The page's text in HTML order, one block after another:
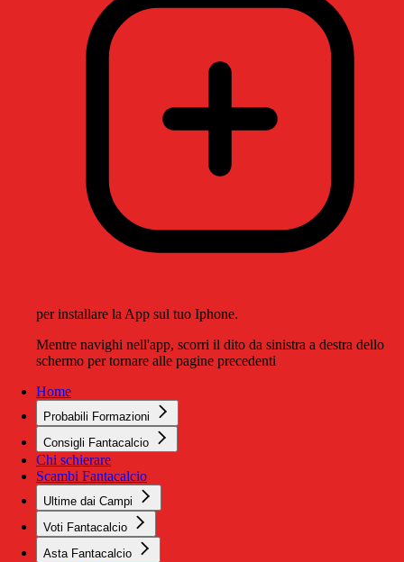
per installare la App sul tuo Iphone.
Mentre navighi nell'app, scorri il dito da sinistra a destra dello
schermo per tornare alle pagine precedenti
Home
Probabili Formazioni
Consigli Fantacalcio
Chi schierare
Scambi Fantacalcio
Ultime dai Campi
Voti Fantacalcio
Asta Fantacalcio